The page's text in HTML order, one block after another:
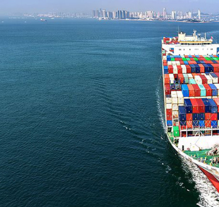
直播中国 熊猫频
现场 前线 比划 快看 蓝海中国 新兵请入
体育 直播 竞猜 2026年世界杯 2026年冬奥
VIP会员 CCTV奥林匹克频道 生活体育大会
财经 教育 乡村振兴 生态环境 一带一路
大国智造 大国展会 大国保险 云顶对话 云
CCTV.节目官网 直播 节目单 栏目 片库